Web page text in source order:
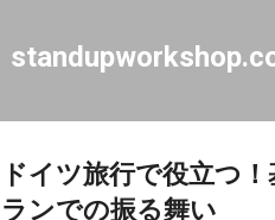
ドイツ旅行で役立つ
ランでの振る舞い